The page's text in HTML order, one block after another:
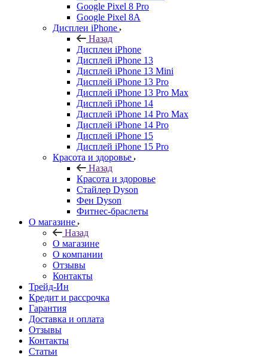
Google Pixel 8 Pro
Google Pixel 8A
Дисплеи iPhone
Назад
Дисплеи iPhone
Дисплей iPhone 13
Дисплей iPhone 13 Mini
Дисплей iPhone 13 Pro
Дисплей iPhone 13 Pro Max
Дисплей iPhone 14
Дисплей iPhone 14 Pro Max
Дисплей iPhone 14 Pro
Дисплей iPhone 15
Дисплей iPhone 15 Pro
Красота и здоровье
Назад
Красота и здоровье
Стайлер Dyson
Фен Dyson
Фитнес-браслеты
О магазине
Назад
О магазине
О компании
Отзывы
Контакты
Трейд-Ин
Кредит и рассрочка
Гарантия
Доставка и оплата
Отзывы
Контакты
Статьи